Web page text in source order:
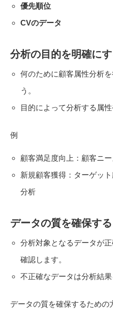
優先順位
CVのデータ
分析の目的を明確に
何のために顧客属性分析
う。
目的によって分析する属
例
顧客満足度向上：顧客ニ
新規顧客獲得：ターゲッ
分析
データの質を確保する
分析対象となるデータが
確認します。
不正確なデータは分析結果
データの質を確保するための